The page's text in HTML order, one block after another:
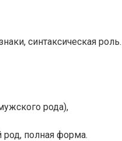
синтаксическая роль.
рода),
полная форма.